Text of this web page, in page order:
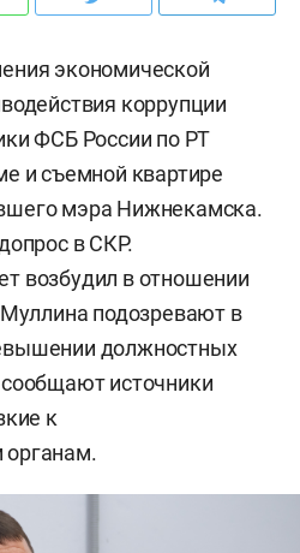
экономической
коррупции
ФСБ России по РТ
и съемной квартире
мэра Нижнекамска.
в СКР.
возбудил в отношении
подозревают в
должностных
источники
к
органам.